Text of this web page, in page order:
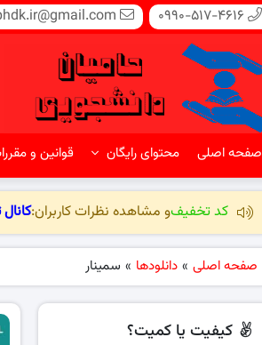
0990-517-4616
صفحه اصلی محتوای رایگان قوانین و
کد تخفیفو مشاهده نظرات کاربران:
صفحه اصلی » دانلودها » سمینار
کیفیت یا کمیت؟